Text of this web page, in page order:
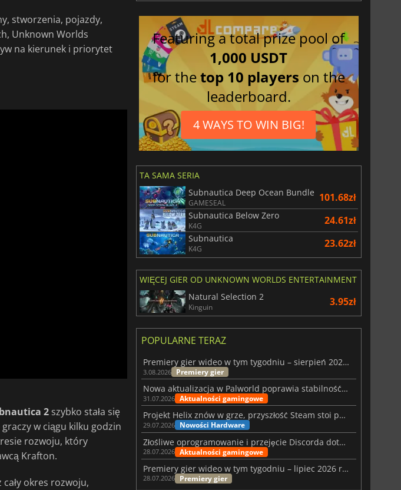
stworzenia, pojazdy,
Unknown Worlds
na kierunek i priorytet
2 szybko stała się
w ciągu kilku godzin
rozwoju, który
Krafton.
okres rozwoju,
Featuring a total prize pool of
1,000 USDT
for thetop 10 players on the
leaderboard.
4 WAYS TO WIN BIG!
TA SAMA SERIA
Subnautica Deep Ocean Bundle
GAMESEAL 101.68zł
Subnautica Below Zero
K4G 24.61zł
Subnautica
K4G 23.62zł
WIĘCEJ GIER OD UNKNOWN WORLDS ENTERTAINMENT
Natural Selection 2
Kinguin 3.95zł
POPULARNE TERAZ
Premiery gier wideo w tym tygodniu – sierpień 2026 r. (32. tydzień)
3.08.2026 Premiery gier
Nowa aktualizacja w Palworld poprawia stabilność Sunreach i walk z bossami
31.07.2026 Aktualności gamingowe
Projekt Helix znów w grze, przyszłość Steam stoi pod znakiem zapytania
29.07.2026 Nowości Hardware
Złośliwe oprogramowanie i przejęcie Discorda dotknęły Meccha Chameleon
28.07.2026 Aktualności gamingowe
Premiery gier wideo w tym tygodniu – lipiec 2026 r. (tydzień 31)
28.07.2026 Premiery gier